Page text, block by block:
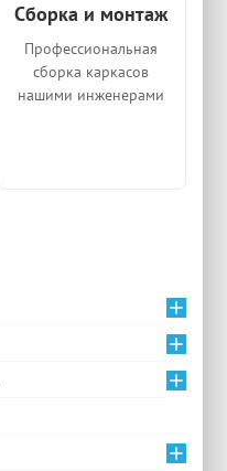
Сборка и монтаж
Профессиональная
сборка каркасов
нашими инженерами